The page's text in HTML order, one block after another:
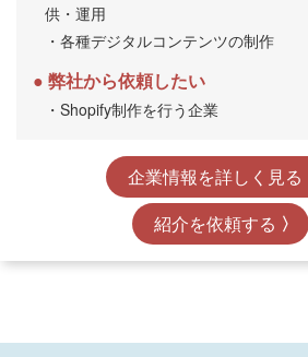
供・運用
・各種デジタルコンテンツの制作
弊社から依頼したい
・Shopify制作を行う企業
企業情報を詳しく見る
紹介を依頼する